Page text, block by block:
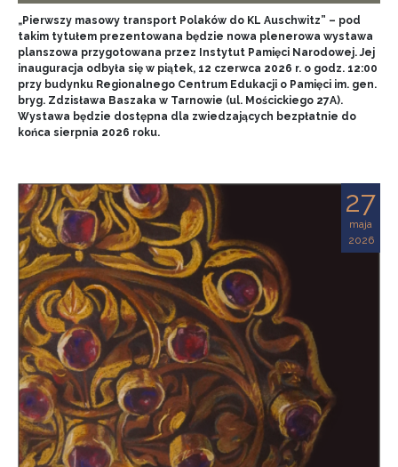
„Pierwszy masowy transport Polaków do KL Auschwitz” – pod
takim tytułem prezentowana będzie nowa plenerowa wystawa
planszowa przygotowana przez Instytut Pamięci Narodowej. Jej
inauguracja odbyła się w piątek, 12 czerwca 2026 r. o godz. 12:00
przy budynku Regionalnego Centrum Edukacji o Pamięci im. gen.
bryg. Zdzisława Baszaka w Tarnowie (ul. Mościckiego 27A).
Wystawa będzie dostępna dla zwiedzających bezpłatnie do
końca sierpnia 2026 roku.
27
maja
2026